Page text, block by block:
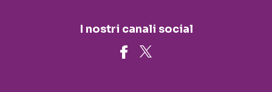
I nostri canali social